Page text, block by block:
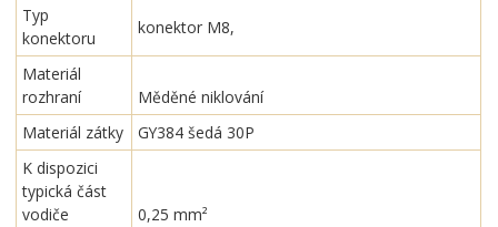
Typ
konektoru
konektor M8,
Materiál
rozhraní
Měděné niklování
Materiál zátky
GY384 šedá 30P
K dispozici
typická část
vodiče
0,25 mm²